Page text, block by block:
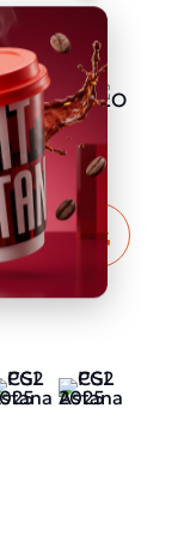
Толығырақ